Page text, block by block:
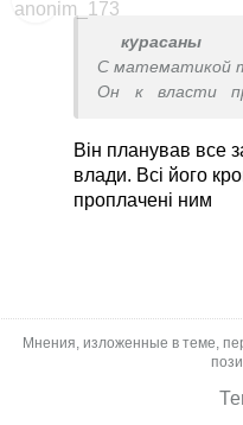
курасаны
С математикой
Он к власти
Він планував все
влади. Всі його
проплачені ним
Мнения, изложенные в теме,